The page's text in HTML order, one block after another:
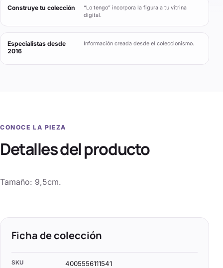
Construye tu colección
“Lo tengo” incorpora la figura a tu vitrina
digital.
Especialistas desde
2016
Información creada desde el coleccionismo.
CONOCE LA PIEZA
Detalles del producto
Tamaño: 9,5cm.
Ficha de colección
SKU 4005556111541